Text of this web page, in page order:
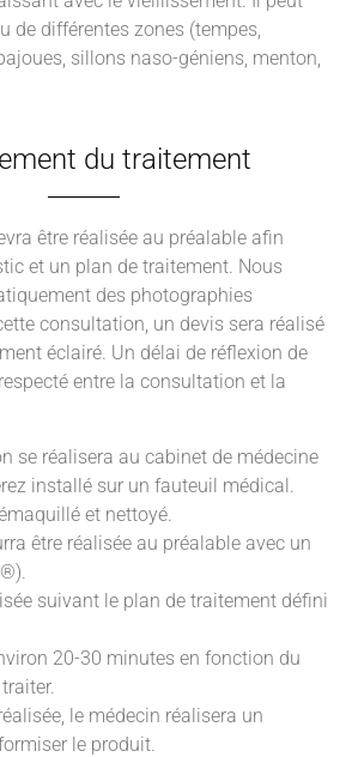
de différentes zones (tempes,
sillons naso-géniens, menton,
du traitement
être réalisée au préalable afin
et un plan de traitement. Nous
des photographies
consultation, un devis sera réalisé
éclairé. Un délai de réflexion de
entre la consultation et la
se réalisera au cabinet de médecine
installé sur un fauteuil médical.
et nettoyé.
être réalisée au préalable avec un
suivant le plan de traitement défini
20-30 minutes en fonction du
le médecin réalisera un
le produit.